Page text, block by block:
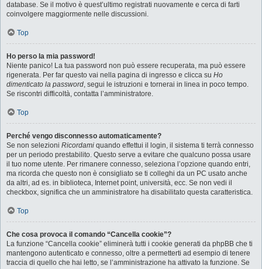
database. Se il motivo è quest’ultimo registrati nuovamente e cerca di farti
coinvolgere maggiormente nelle discussioni.
Top
Ho perso la mia password!
Niente panico! La tua password non può essere recuperata, ma può essere
rigenerata. Per far questo vai nella pagina di ingresso e clicca su Ho
dimenticato la password, segui le istruzioni e tornerai in linea in poco tempo.
Se riscontri difficoltà, contatta l’amministratore.
Top
Perché vengo disconnesso automaticamente?
Se non selezioni Ricordami quando effettui il login, il sistema ti terrà connesso
per un periodo prestabilito. Questo serve a evitare che qualcuno possa usare
il tuo nome utente. Per rimanere connesso, seleziona l’opzione quando entri,
ma ricorda che questo non è consigliato se ti colleghi da un PC usato anche
da altri, ad es. in biblioteca, Internet point, università, ecc. Se non vedi il
checkbox, significa che un amministratore ha disabilitato questa caratteristica.
Top
Che cosa provoca il comando “Cancella cookie”?
La funzione “Cancella cookie” eliminerà tutti i cookie generati da phpBB che ti
mantengono autenticato e connesso, oltre a permetterti ad esempio di tenere
traccia di quello che hai letto, se l’amministrazione ha attivato la funzione. Se